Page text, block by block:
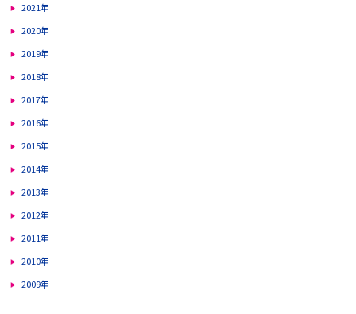
2021年
2020年
2019年
2018年
2017年
2016年
2015年
2014年
2013年
2012年
2011年
2010年
2009年